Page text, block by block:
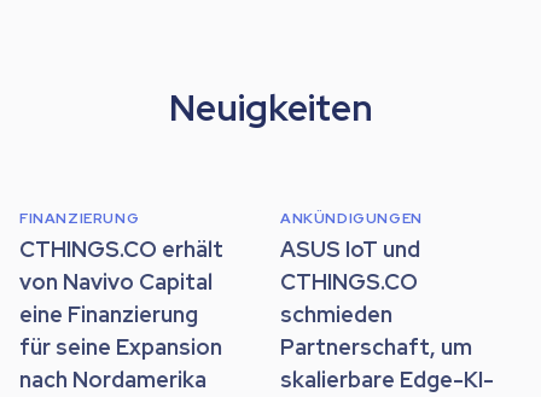
Neuigkeiten
FINANZIERUNG
CTHINGS.CO erhält
von Navivo Capital
eine Finanzierung
für seine Expansion
nach Nordamerika
ANKÜNDIGUNGEN
ASUS IoT und
CTHINGS.CO
schmieden
Partnerschaft, um
skalierbare Edge-KI-